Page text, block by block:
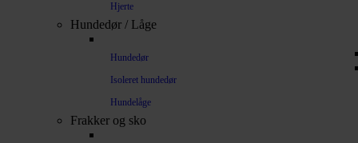
Hjerte
Hundedør / Låge
Hundedør
Isoleret hundedør
Hundelåge
Frakker og sko